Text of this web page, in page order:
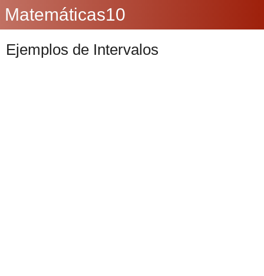
Matemáticas10
Ejemplos de Intervalos